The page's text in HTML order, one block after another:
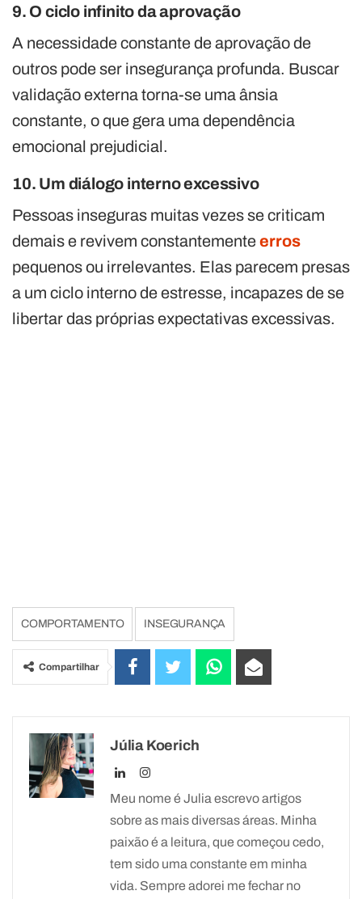
9. O ciclo infinito da aprovação
A necessidade constante de aprovação de
outros pode ser insegurança profunda. Buscar
validação externa torna-se uma ânsia
constante, o que gera uma dependência
emocional prejudicial.
10. Um diálogo interno excessivo
Pessoas inseguras muitas vezes se criticam
demais e revivem constantementeerros
pequenos ou irrelevantes. Elas parecem presas
a um ciclo interno de estresse, incapazes de se
libertar das próprias expectativas excessivas.
COMPORTAMENTO INSEGURANÇA
Compartilhar
Júlia Koerich
Meu nome é Julia escrevo artigos
sobre as mais diversas áreas. Minha
paixão é a leitura, que começou cedo,
tem sido uma constante em minha
vida. Sempre adorei me fechar no